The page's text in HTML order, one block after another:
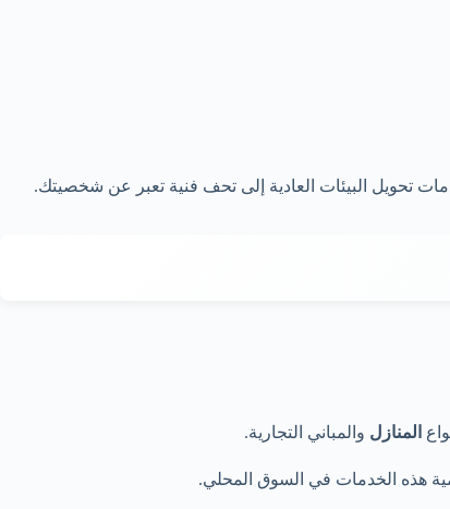
تحويل البيئات العادية إلى تحف فنية تعبر عن شخصيتك.
المنازل والمباني التجارية.